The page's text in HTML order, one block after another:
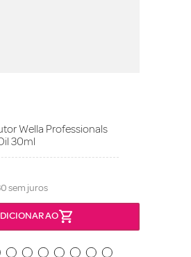
Wella Professionals
30ml
sem juros
AO